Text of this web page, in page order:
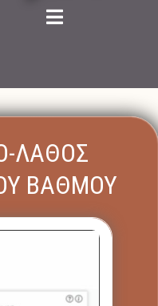
ΛΑΘΟΣ
ΒΑΘΜΟΥ